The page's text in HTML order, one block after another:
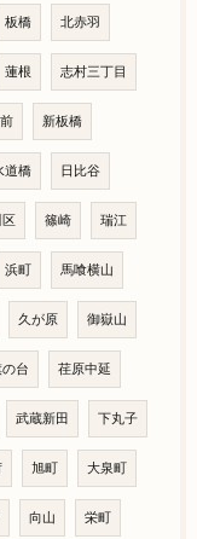
板橋 北赤羽
蓮根 志村三丁目
新板橋
道橋 日比谷
篠崎 瑞江
浜町 馬喰横山
久が原 御嶽山
の台 荏原中延
武蔵新田 下丸子
旭町 大泉町
向山 栄町